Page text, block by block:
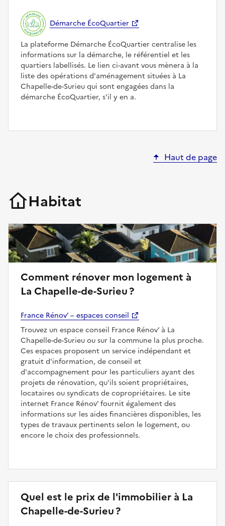
Démarche ÉcoQuartier
La plateforme Démarche ÉcoQuartier centralise les
informations sur la démarche, le référentiel et les
quartiers labellisés. Le lien ci-avant vous mènera à la
liste des opérations d'aménagement situées à La
Chapelle-de-Surieu qui sont engagées dans la
démarche ÉcoQuartier, s'il y en a.
Haut de page
Habitat
Comment rénover mon logement à
La Chapelle-de-Surieu ?
France Rénov’ – espaces conseil
Trouvez un espace conseil France Rénov’ à La
Chapelle-de-Surieu ou sur la commune la plus proche.
Ces espaces proposent un service indépendant et
gratuit d'information, de conseil et
d'accompagnement pour les particuliers ayant des
projets de rénovation, qu'ils soient propriétaires,
locataires ou syndicats de copropriétaires. Le site
internet France Rénov' fournit également des
informations sur les aides financières disponibles, les
types de travaux pertinents selon le logement, ou
encore le choix des professionnels.
Quel est le prix de l'immobilier à La
Chapelle-de-Surieu ?